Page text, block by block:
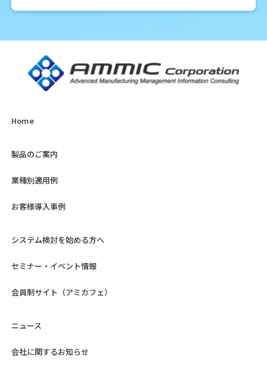
Home
製品のご案内
業種別適用例
お客様導入事例
システム検討を始める方へ
セミナー・イベント情報
会員制サイト（アミカフェ）
ニュース
会社に関するお知らせ